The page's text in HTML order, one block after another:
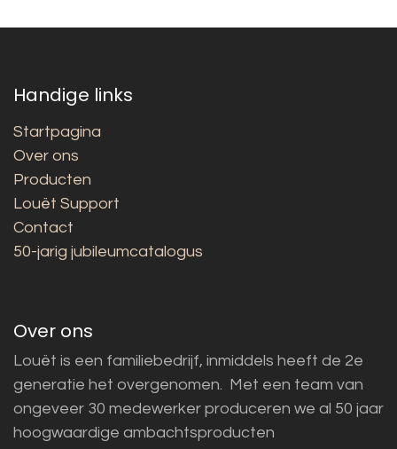
Handige links
Startpagina
Over ons
Producten
Louët Support
Contact
50-jarig jubileumcatalogus
Over ons
Louët is een familiebedrijf, inmiddels heeft de 2e
generatie het overgenomen. Met een team van
ongeveer 30 medewerker produceren we al 50 jaar
hoogwaardige ambachtsproducten